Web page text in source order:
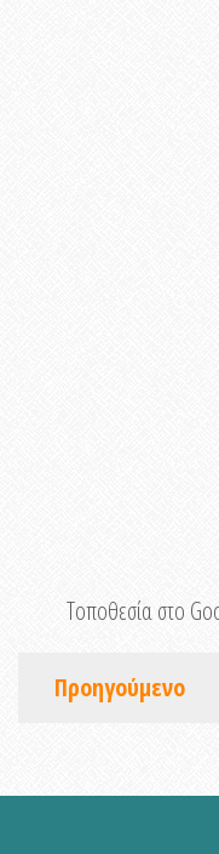
Τοποθεσία στο
Προηγούμενο